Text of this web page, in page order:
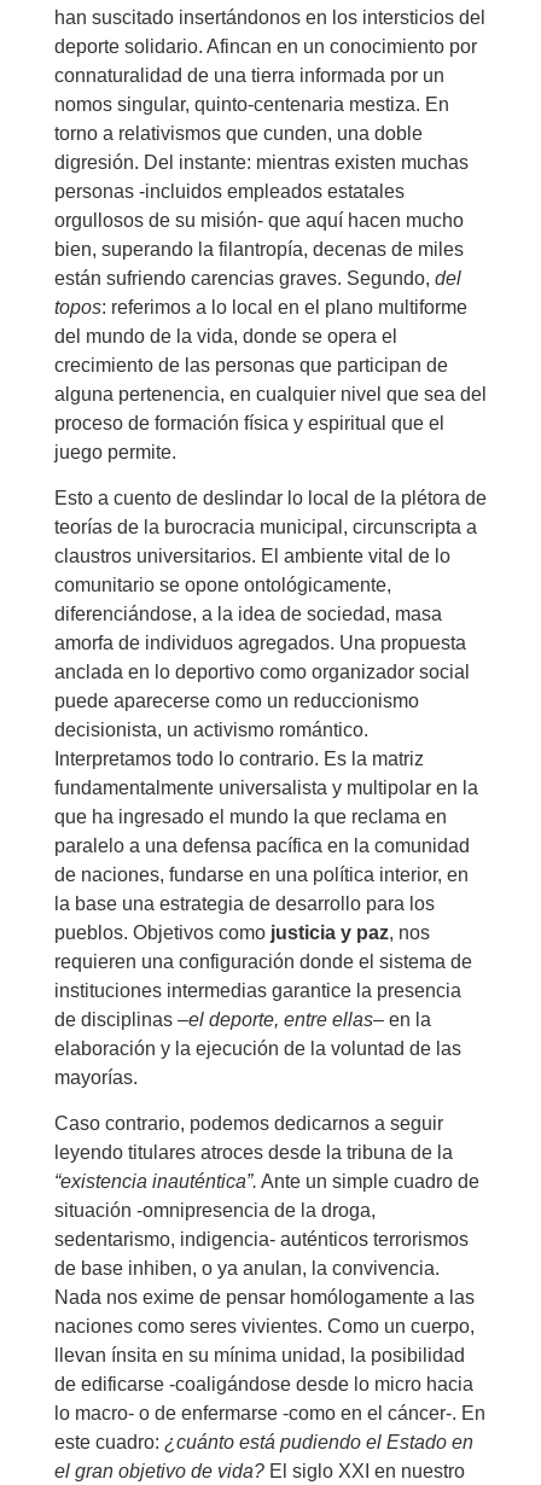
han suscitado insertándonos en los intersticios del
deporte solidario. Afincan en un conocimiento por
connaturalidad de una tierra informada por un
nomos singular, quinto-centenaria mestiza. En
torno a relativismos que cunden, una doble
digresión. Del instante: mientras existen muchas
personas -incluidos empleados estatales
orgullosos de su misión- que aquí hacen mucho
bien, superando la filantropía, decenas de miles
están sufriendo carencias graves. Segundo, del
topos: referimos a lo local en el plano multiforme
del mundo de la vida, donde se opera el
crecimiento de las personas que participan de
alguna pertenencia, en cualquier nivel que sea del
proceso de formación física y espiritual que el
juego permite.
Esto a cuento de deslindar lo local de la plétora de
teorías de la burocracia municipal, circunscripta a
claustros universitarios. El ambiente vital de lo
comunitario se opone ontológicamente,
diferenciándose, a la idea de sociedad, masa
amorfa de individuos agregados. Una propuesta
anclada en lo deportivo como organizador social
puede aparecerse como un reduccionismo
decisionista, un activismo romántico.
Interpretamos todo lo contrario. Es la matriz
fundamentalmente universalista y multipolar en la
que ha ingresado el mundo la que reclama en
paralelo a una defensa pacífica en la comunidad
de naciones, fundarse en una política interior, en
la base una estrategia de desarrollo para los
pueblos. Objetivos como justicia y paz, nos
requieren una configuración donde el sistema de
instituciones intermedias garantice la presencia
de disciplinas –el deporte, entre ellas– en la
elaboración y la ejecución de la voluntad de las
mayorías.
Caso contrario, podemos dedicarnos a seguir
leyendo titulares atroces desde la tribuna de la
“existencia inauténtica”. Ante un simple cuadro de
situación -omnipresencia de la droga,
sedentarismo, indigencia- auténticos terrorismos
de base inhiben, o ya anulan, la convivencia.
Nada nos exime de pensar homólogamente a las
naciones como seres vivientes. Como un cuerpo,
llevan ínsita en su mínima unidad, la posibilidad
de edificarse -coaligándose desde lo micro hacia
lo macro- o de enfermarse -como en el cáncer-. En
este cuadro: ¿cuánto está pudiendo el Estado en
el gran objetivo de vida? El siglo XXI en nuestro